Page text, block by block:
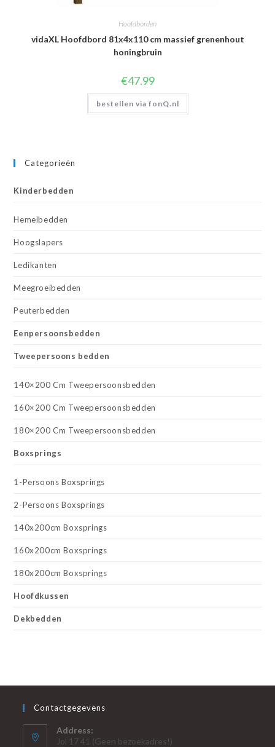
Hoofdborden
vidaXL Hoofdbord 81x4x110 cm massief grenenhout
honingbruin
€47.99
bestellen via fonQ.nl
Categorieën
Kinderbedden
Hemelbedden
Hoogslapers
Ledikanten
Meegroeibedden
Peuterbedden
Eenpersoonsbedden
Tweepersoons bedden
140×200 Cm Tweepersoonsbedden
160×200 Cm Tweepersoonsbedden
180×200 Cm Tweepersoonsbedden
Boxsprings
1-Persoons Boxsprings
2-Persoons Boxsprings
140x200cm Boxsprings
160x200cm Boxsprings
180x200cm Boxsprings
Hoofdkussen
Dekbedden
Contactgegevens
Address:
Jol 17 41 (Geen bezoekadres!)